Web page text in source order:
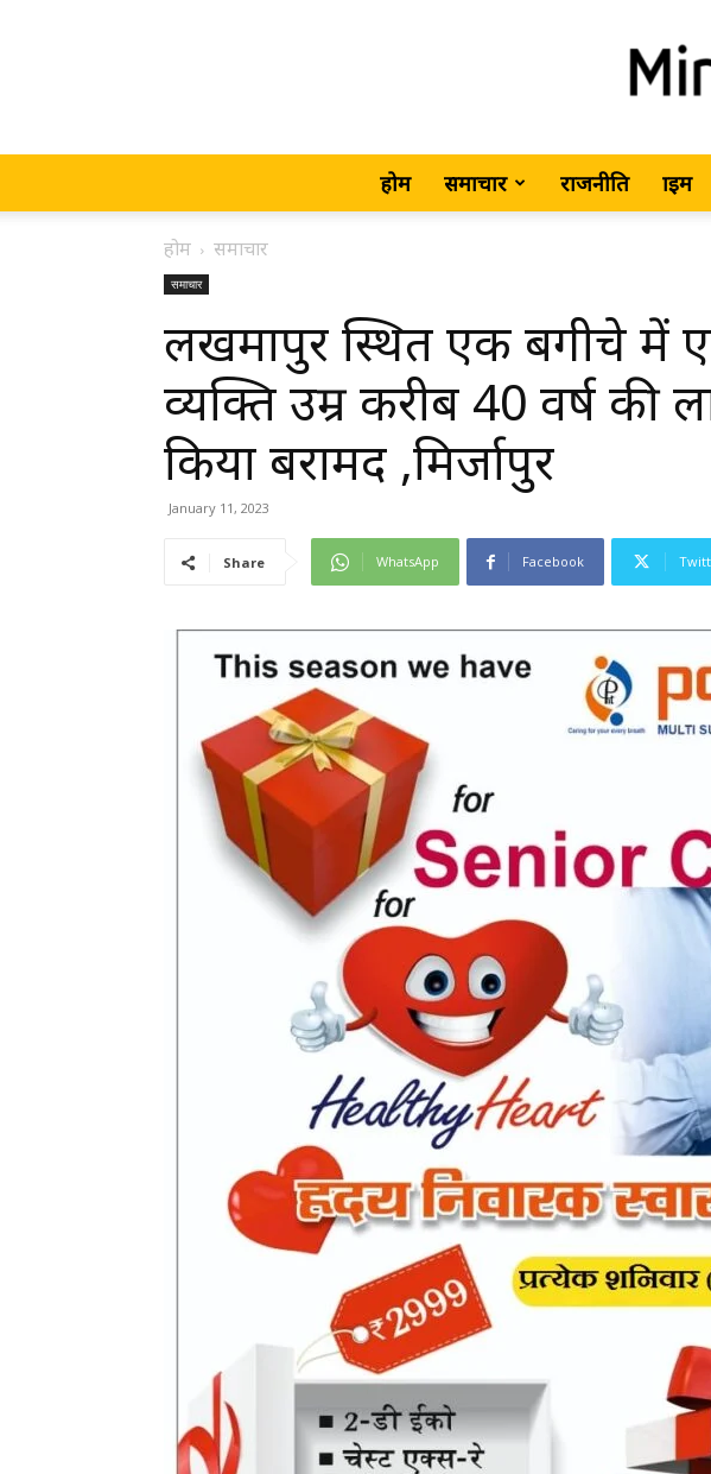
होम समाचार राजनीति क्राइम
होम समाचार
समाचार
लखमापुर स्थित एक बगीचे में
व्यक्ति उम्र करीब 40 वर्ष की
किया बरामद ,मिर्जापुर
January 11, 2023
Share WhatsApp Facebook